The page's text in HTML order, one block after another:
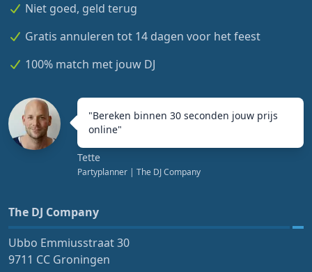
Niet goed, geld terug
Gratis annuleren tot 14 dagen voor het feest
100% match met jouw DJ
"Bereken binnen 30 seconden jouw prijs
online"
Tette
Partyplanner | The DJ Company
The DJ Company
Ubbo Emmiusstraat 30
9711 CC Groningen